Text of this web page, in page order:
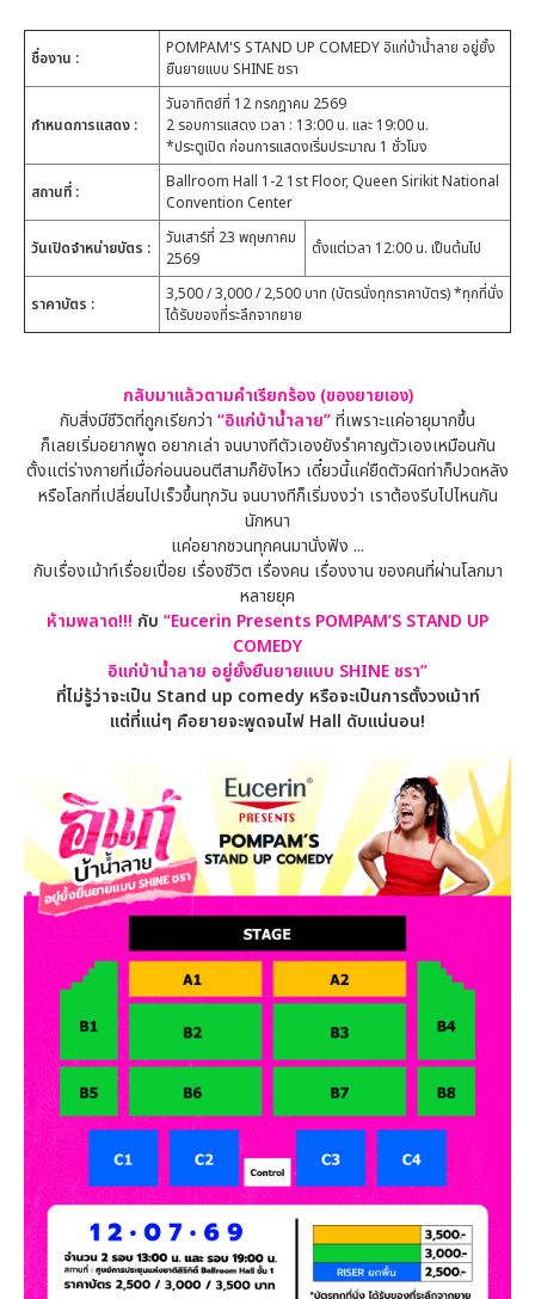
ชื่องาน :
POMPAM'S STAND UP COMEDY อิแก่บ้าน้ำลาย อยู่ยั้ง
ยืนยายแบบ SHINE ชรา
กำหนดการแสดง :
วันอาทิตย์ที่ 12 กรกฎาคม 2569
2 รอบการแสดง เวลา : 13:00 น. และ 19:00 น.
*ประตูเปิด ก่อนการแสดงเริ่มประมาณ 1 ชั่วโมง
สถานที่ :
Ballroom Hall 1-2 1st Floor, Queen Sirikit National
Convention Center
วันเปิดจำหน่ายบัตร :
วันเสาร์ที่ 23 พฤษภาคม
2569
ตั้งแต่เวลา 12:00 น. เป็นต้นไป
ราคาบัตร :
3,500 / 3,000 / 2,500 บาท (บัตรนั่งทุกราคาบัตร) *ทุกที่นั่ง
ได้รับของที่ระลึกจากยาย
กลับมาแล้วตามคำเรียกร้อง (ของยายเอง)
กับสิ่งมีชีวิตที่ถูกเรียกว่า “อิแก่บ้าน้ำลาย”ที่เพราะแค่อายุมากขึ้น
ก็เลยเริ่มอยากพูด อยากเล่า จนบางทีตัวเองยังรำคาญตัวเองเหมือนกัน
ตั้งแต่ร่างกายที่เมื่อก่อนนอนตีสามก็ยังไหว เดี๋ยวนี้แค่ยืดตัวผิดท่าก็ปวดหลัง
หรือโลกที่เปลี่ยนไปเร็วขึ้นทุกวัน จนบางทีก็เริ่มงงว่า เราต้องรีบไปไหนกัน
นักหนา
แค่อยากชวนทุกคนมานั่งฟัง ...
กับเรื่องเม้าท์เรื่อยเปื่อย เรื่องชีวิต เรื่องคน เรื่องงาน ของคนที่ผ่านโลกมา
หลายยุค
ห้ามพลาด!!! กับ “Eucerin Presents POMPAM’S STAND UP
COMEDY
อิแก่บ้าน้ำลาย อยู่ยั้งยืนยายแบบ SHINE ชรา”
ที่ไม่รู้ว่าจะเป็น Stand up comedy หรือจะเป็นการตั้งวงเม้าท์
แต่ที่แน่ๆ คือยายจะพูดจนไฟ Hall ดับแน่นอน!